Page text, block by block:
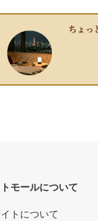
モールについて
トについて